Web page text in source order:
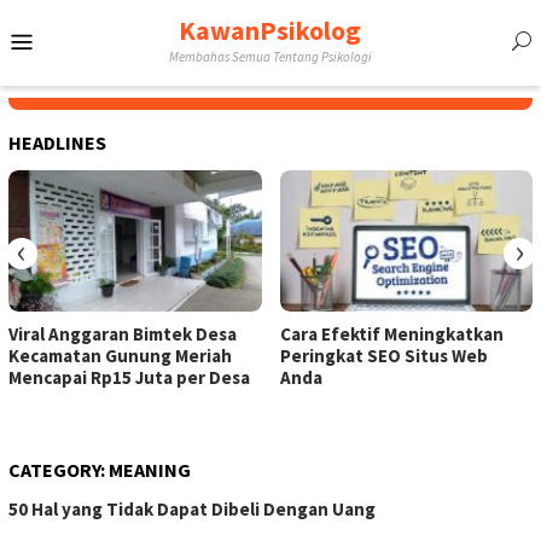
to
KawanPsikolog
Membahas Semua Tentang Psikologi
HEADLINES
Viral Anggaran Bimtek Desa
Kecamatan Gunung Meriah
Mencapai Rp15 Juta per Desa
Cara Efektif Meningkatkan
Peringkat SEO Situs Web
Anda
‹ ›
CATEGORY: MEANING
50 Hal yang Tidak Dapat Dibeli Dengan Uang